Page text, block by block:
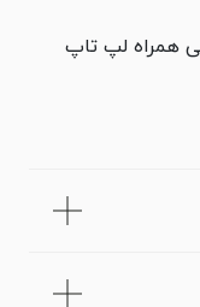
همراه لپ تاپ